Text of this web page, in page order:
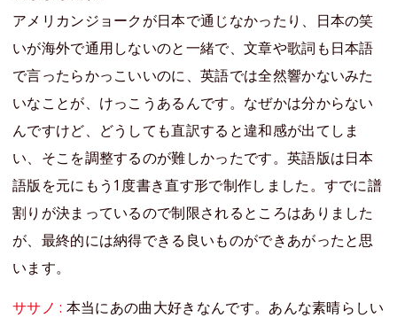
アメリカンジョークが日本で通じなかったり、日本の笑
いが海外で通用しないのと一緒で、文章や歌詞も日本語
で言ったらかっこいいのに、英語では全然響かないみた
いなことが、けっこうあるんです。なぜかは分からない
んですけど、どうしても直訳すると違和感が出てしま
い、そこを調整するのが難しかったです。英語版は日本
語版を元にもう1度書き直す形で制作しました。すでに譜
割りが決まっているので制限されるところはありました
が、最終的には納得できる良いものができあがったと思
います。
ササノ : 本当にあの曲大好きなんです。あんな素晴らしい